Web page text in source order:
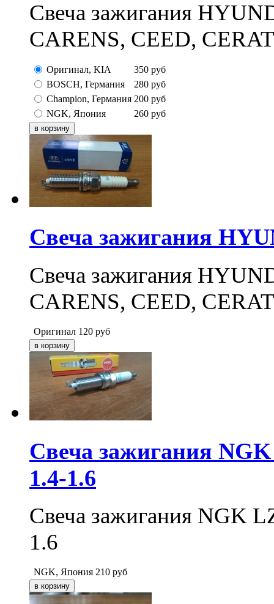
Свеча зажигания
CARENS, CEED,
Оригинал, KIA 350 руб
BOSCH, Германия
280 руб
Champion, Германия 200 руб
NGK, Япония
260 руб
Свеча зажигания
Свеча зажигания
CARENS, CEED,
Оригинал 120 руб
Свеча зажигания
1.4-1.6
Свеча зажигания
1.6
NGK, Япония 210 руб